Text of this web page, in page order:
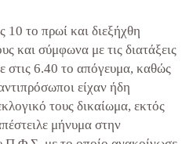
10 το πρωί και διεξήχθη
και σύμφωνα με τις διατάξεις
στις 6.40 το απόγευμα, καθώς
είχαν ήδη
τους δικαίωμα, εκτός
μήνυμα στην